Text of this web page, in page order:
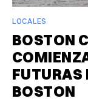
LOCALES
BOSTON
FUTURAS
BOSTON